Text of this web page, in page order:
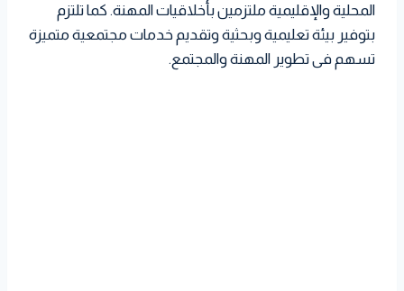
المحلية والإقليمية ملتزمين بأخلاقيات المهنة. كما تلتزم
بتوفير بيئة تعليمية وبحثية وتقديم خدمات مجتمعية متميزة
تسهم فى تطوير المهنة والمجتمع.